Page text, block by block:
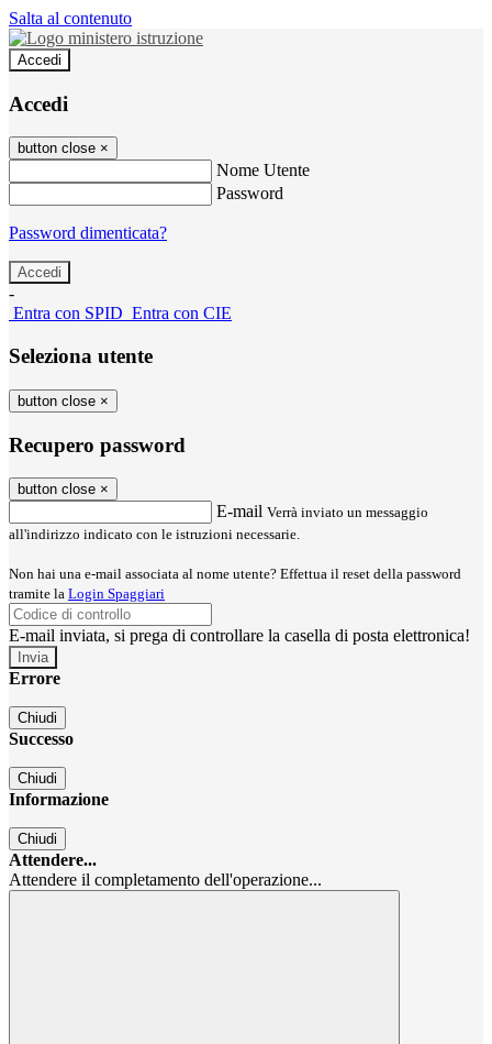
Salta al contenuto
Accedi
Accedi
button close ×
Nome Utente
Password
Password dimenticata?
-
Entra con SPID Entra con CIE
Seleziona utente
button close ×
Recupero password
button close ×
E-mail Verrà inviato un messaggio
all'indirizzo indicato con le istruzioni necessarie.
Non hai una e-mail associata al nome utente? Effettua il reset della password
tramite la Login Spaggiari
E-mail inviata, si prega di controllare la casella di posta elettronica!
Errore
Chiudi
Successo
Chiudi
Informazione
Chiudi
Attendere...
Attendere il completamento dell'operazione...